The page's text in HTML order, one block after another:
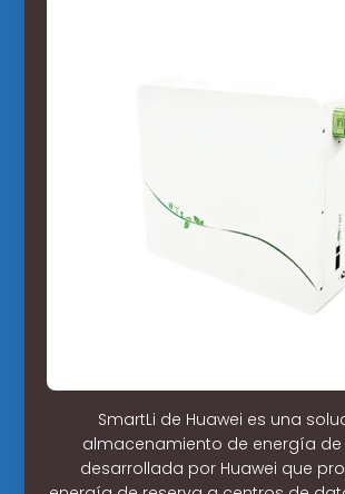
SmartLi de Huawei es una
almacenamiento de energía
desarrollada por Huawei que